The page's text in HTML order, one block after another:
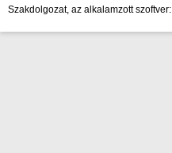
Szakdolgozat, az alkalamzott szoftver: